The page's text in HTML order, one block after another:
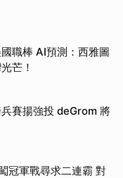
職棒 AI預測：西雅圖
芒！
賽揚強投 deGrom 將
冠軍戰尋求二連霸 對